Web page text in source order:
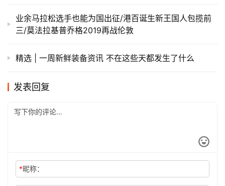
业余马拉松选手也能为国出征/港百诞生新王国人包揽前
三/莫法拉基普乔格2019再战伦敦
精选 | 一周新鲜装备资讯 不在这些天都发生了什么
发表回复
*昵称：